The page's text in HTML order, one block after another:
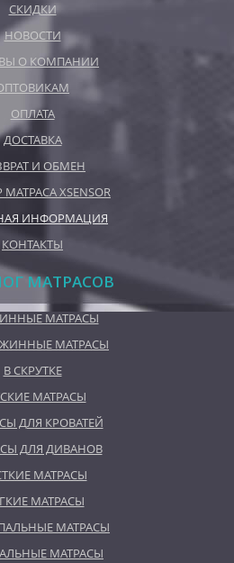
СКИДКИ
НОВОСТИ
О КОМПАНИИ
ОПЛАТА
ДОСТАВКА
И ОБМЕН
XSENSOR
ИНФОРМАЦИЯ
КОНТАКТЫ
МАТРАСОВ
МАТРАСЫ
МАТРАСЫ
В СКРУТКЕ
МАТРАСЫ
ДЛЯ КРОВАТЕЙ
ДЛЯ ДИВАНОВ
МАТРАСЫ
МАТРАСЫ
МАТРАСЫ
МАТРАСЫ